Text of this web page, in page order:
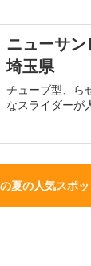
ニューサ
埼玉県
チューブ型、ら
なスライダーが
夏の人気スポ